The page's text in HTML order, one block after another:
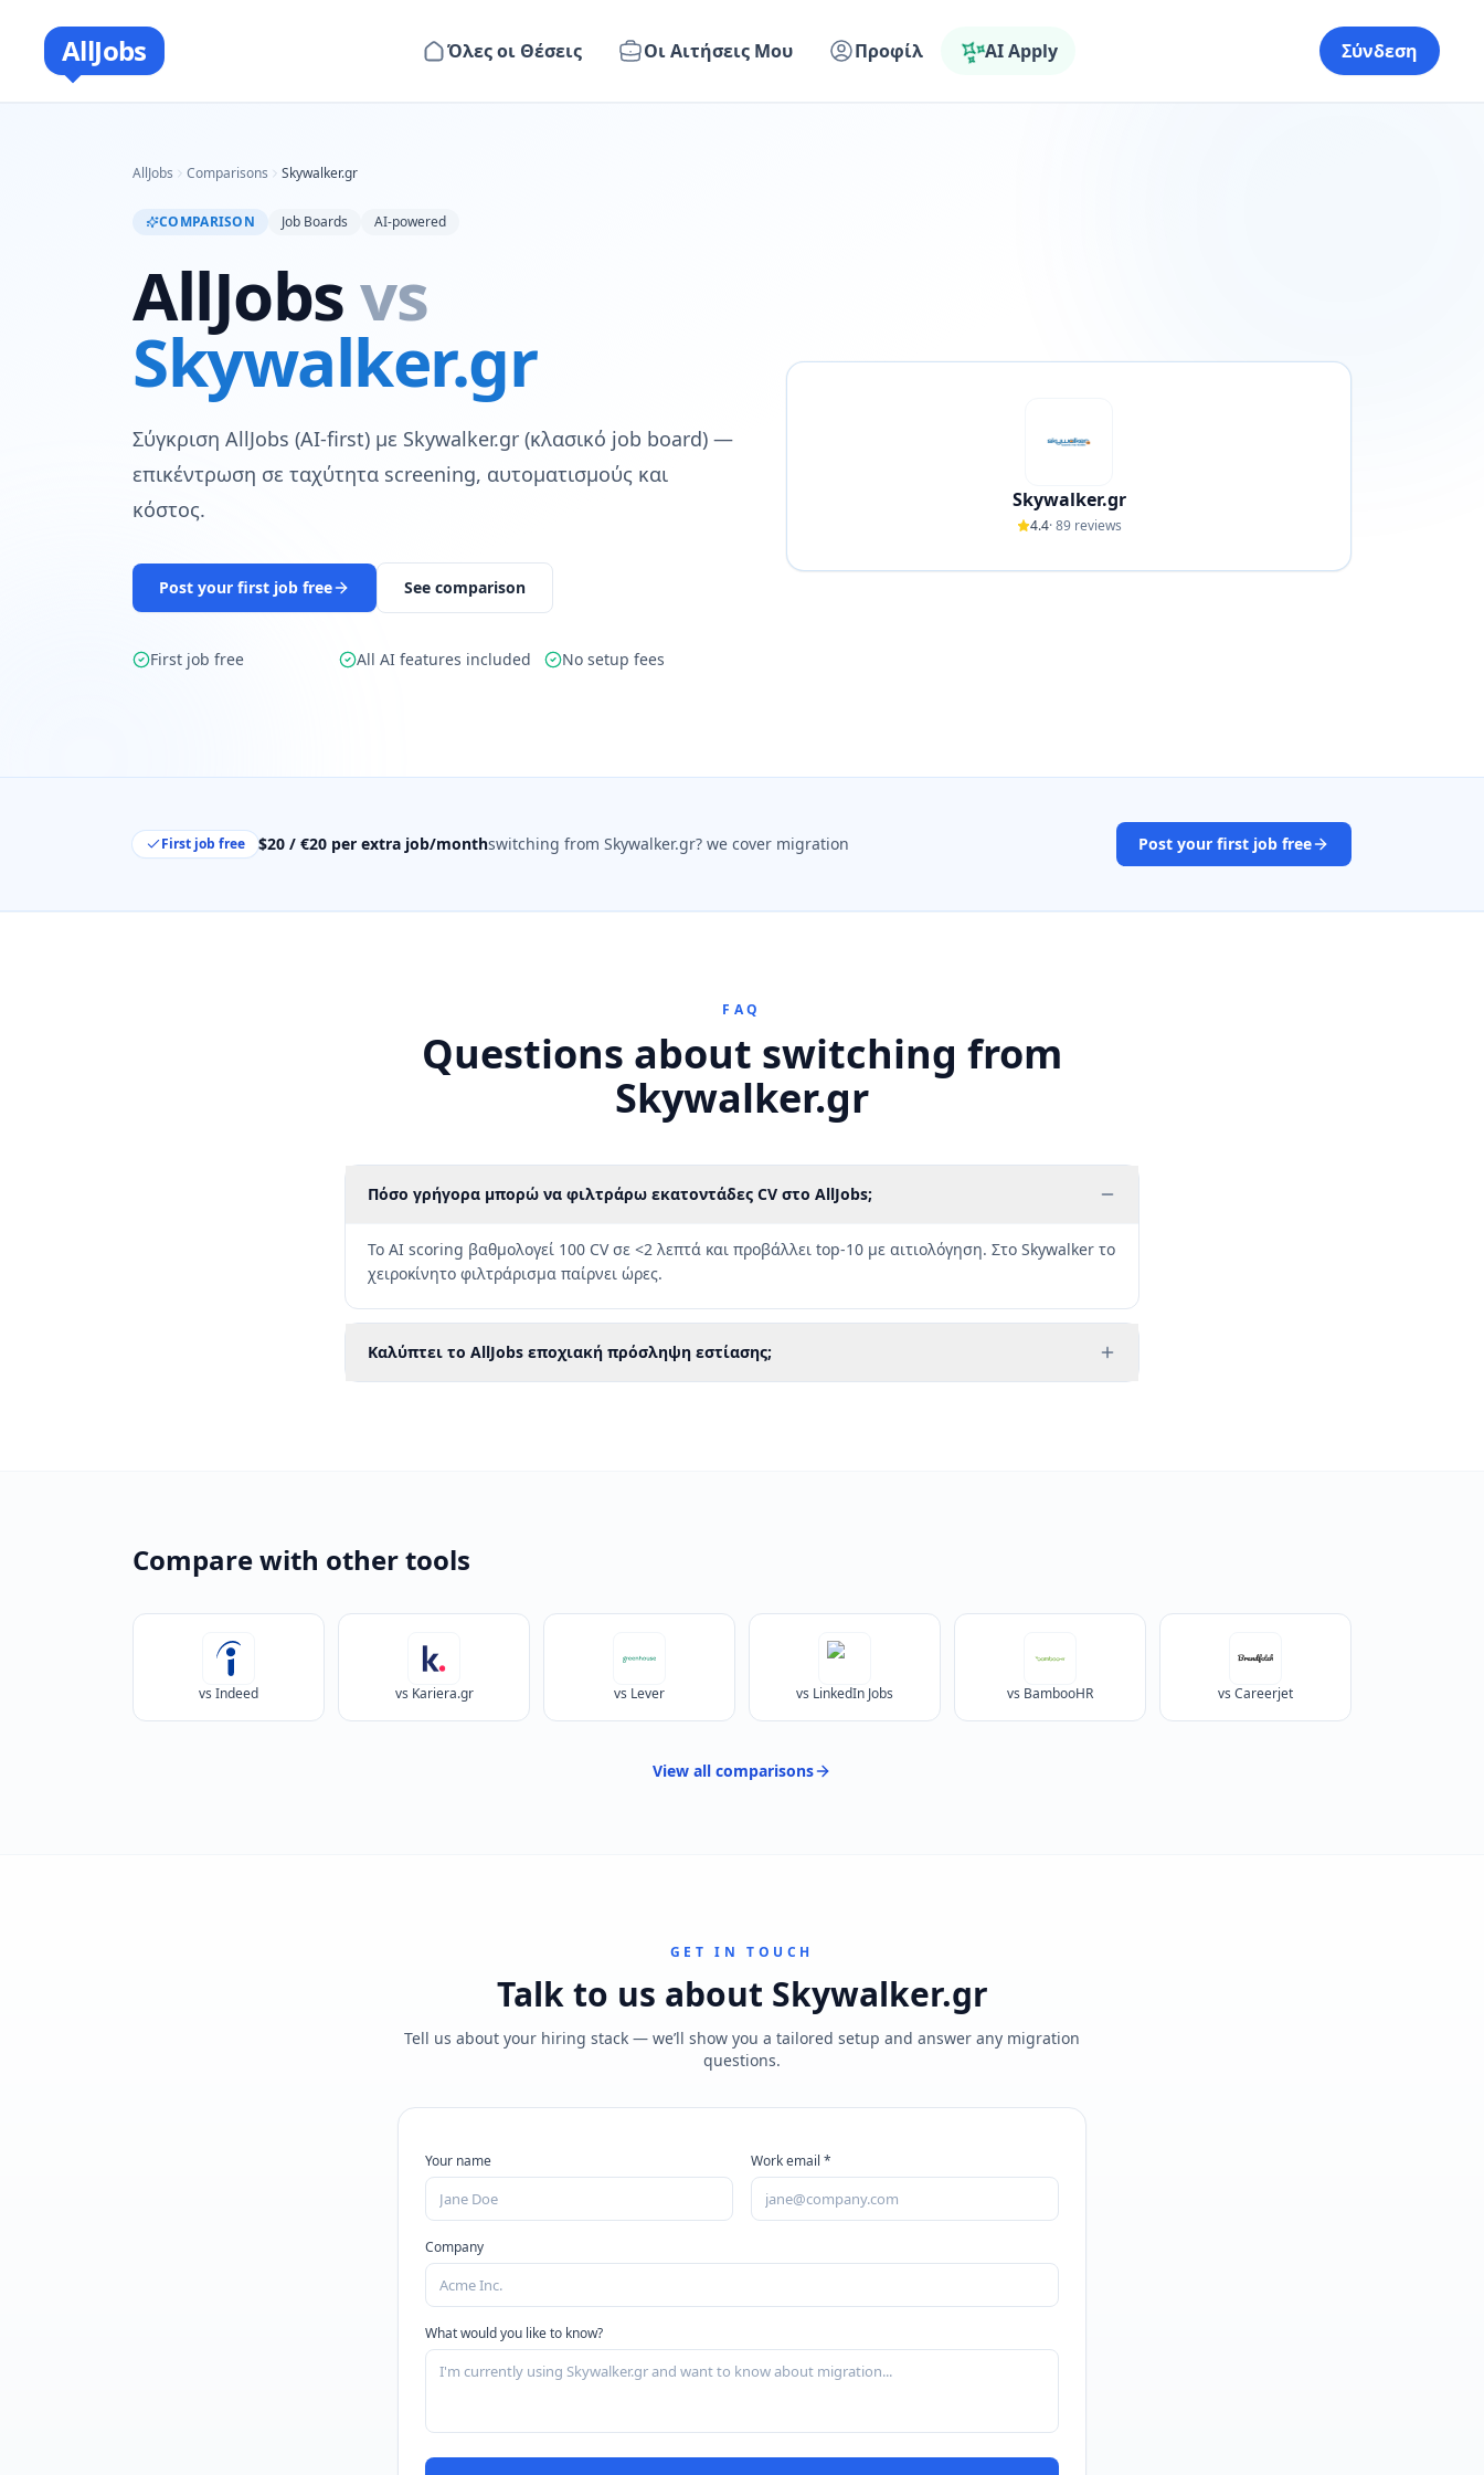
AllJobs Όλες οι Θέσεις Οι Αιτήσεις Μου Προφίλ AI Apply Σύνδεση
AllJobs Comparisons Skywalker.gr
COMPARISON Job Boards AI-powered
AllJobsvs
Skywalker.gr
Σύγκριση AllJobs (AI-first) με Skywalker.gr (κλασικό job board) —
επικέντρωση σε ταχύτητα screening, αυτοματισμούς και
κόστος.
Post your first job free See comparison
First job free All AI features included No setup fees
Skywalker.gr
4.4·89reviews
First job free $20 / €20 per extra job/monthswitching from Skywalker.gr? we cover migration Post your first job free
FAQ
Questions about switching from
Skywalker.gr
Πόσο γρήγορα μπορώ να φιλτράρω εκατοντάδες CV στο AllJobs;
Το AI scoring βαθμολογεί 100 CV σε <2 λεπτά και προβάλλει top-10 με αιτιολόγηση. Στο Skywalker το
χειροκίνητο φιλτράρισμα παίρνει ώρες.
Καλύπτει το AllJobs εποχιακή πρόσληψη εστίασης;
Compare with other tools
vs Indeed vs Kariera.gr vs Lever vs LinkedIn Jobs vs BambooHR vs Careerjet
View all comparisons
GET IN TOUCH
Talk to us about Skywalker.gr
Tell us about your hiring stack — we’ll show you a tailored setup and answer any migration
questions.
Your name Work email *
Company
What would you like to know?